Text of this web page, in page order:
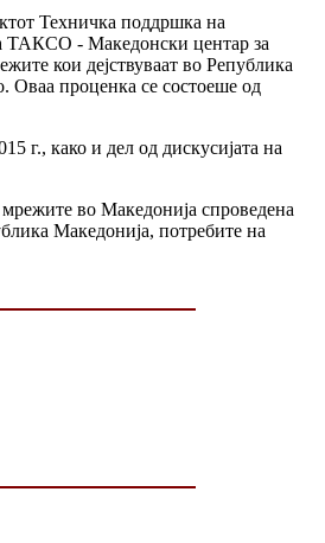
Техничка поддршка на
ТАКСО - Македонски центар за
кои дејствуваат во Република
Оваа проценка се состоеше од
г., како и дел од дискусијата на
во Македонија спроведена
Македонија, потребите на